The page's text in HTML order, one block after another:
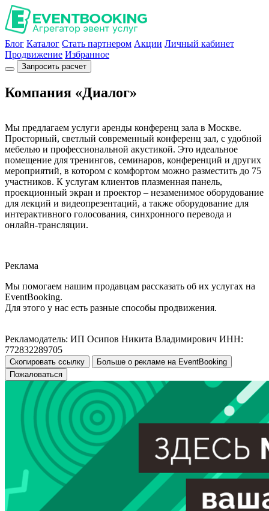
Блог Каталог Стать партнером Акции Личный кабинет
Продвижение Избранное
Запросить расчет
Компания «Диалог»
Мы предлагаем услуги аренды конференц зала в Москве.
Просторный, светлый современный конференц зал, с удобной
мебелью и профессиональной акустикой. Это идеальное
помещение для тренингов, семинаров, конференций и других
мероприятий, в котором с комфортом можно разместить до 75
участников. К услугам клиентов плазменная панель,
проекционный экран и проектор – незаменимое оборудование
для лекций и видеопрезентаций, а также оборудование для
интерактивного голосования, синхронного перевода и
онлайн-трансляции.
Реклама
Мы помогаем нашим продавцам рассказать об их услугах на
EventBooking.
Для этого у нас есть разные способы продвижения.
Рекламодатель: ИП Осипов Никита Владимирович ИНН:
772832289705
Скопировать ссылку
Больше о рекламе на EventBooking
Пожаловаться